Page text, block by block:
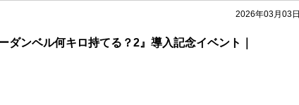
2026年03月03日
ダンベル何キロ持てる？2』導入記念イベント｜